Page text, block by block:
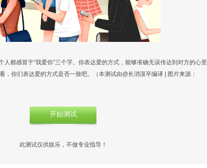
人都感冒于“我爱你”三个字。你表达爱的方式，能够准确无误传达到对方的心里
，你们表达爱的方式是否一致吧。（本测试由@长消漠卒编译 | 图片来源：
开始测试
此测试仅供娱乐，不做专业指导！